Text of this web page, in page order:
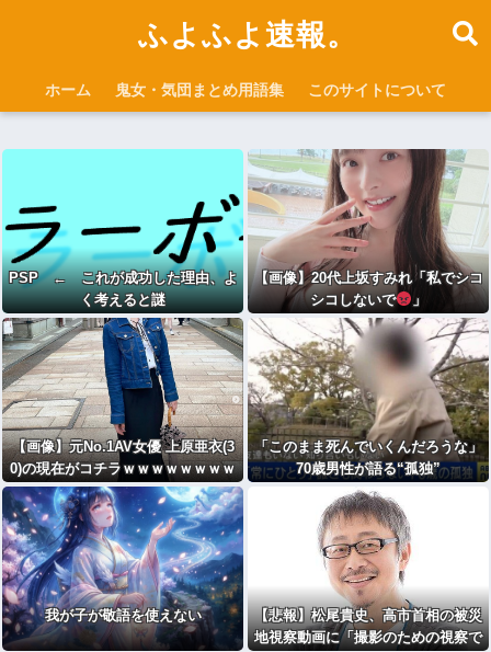
ふよふよ速報。
ホーム 鬼女・気団まとめ用語集 このサイトについて
PSP ← これが成功した理由、よ
く考えると謎
【画像】20代上坂すみれ「私でシコ
シコしないで
」
【画像】元No.1AV女優 上原亜衣(3
0)の現在がコチラｗｗｗｗｗｗｗｗ
ｗｗｗｗｗ
「このまま死んでいくんだろうな」
70歳男性が語る“孤独”
我が子が敬語を使えない
【悲報】松尾貴史、高市首相の被災
地視察動画に「撮影のための視察で